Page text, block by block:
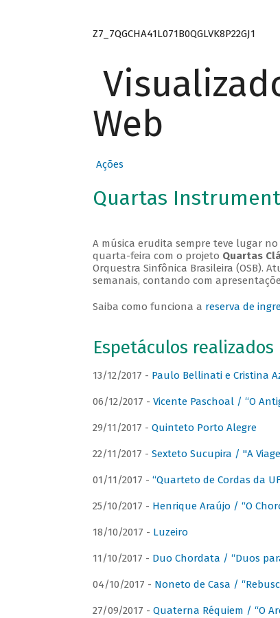
Z7_7QGCHA41L071B0QGLVK8P22GJ1
Web
Ações
Quartas
A música erudita sempre teve lugar
quarta-feira com o projeto Quartas
Orquestra Sinfônica Brasileira (OSB).
semanais, contando com
Saiba como funciona a reserva de
Espetáculos realizados
13/12/2017 - Paulo Bellinati e Cristina
06/12/2017 - Vicente Paschoal / “O
29/11/2017 - Quinteto Porto Alegre
22/11/2017 - Sexteto Sucupira / "A
01/11/2017 - “Quarteto de Cordas da
25/10/2017 - Henrique Araújo / “O
18/10/2017 - Luzeiro
11/10/2017 - Duo Chordata / “Duos
04/10/2017 - Noneto de Casa /
27/09/2017 - Quaterna Réquiem / “O